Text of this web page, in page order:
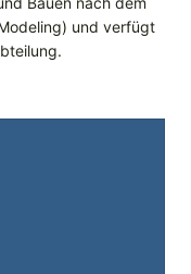
und verfügt